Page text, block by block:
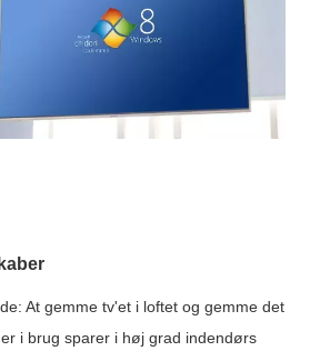
At gemme tv'et i loftet og gemme det
i brug sparer i høj grad indendørs